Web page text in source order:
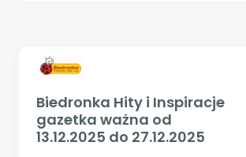
Biedronka Hity i Inspiracje
gazetka ważna od
13.12.2025 do 27.12.2025